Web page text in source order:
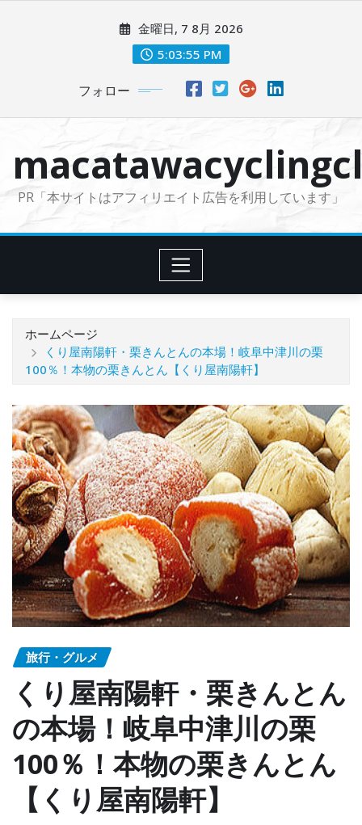
に
金曜日, 7 8月 2026
5:03:56 PM
フォロー
PR「本サイトはアフィリエイト広告を利用しています」
ホームページ
くり屋南陽軒・栗きんとんの本場！岐阜中津川の栗
100％！本物の栗きんとん【くり屋南陽軒】
旅行・グルメ
くり屋南陽軒・栗きんとん
の本場！岐阜中津川の栗
100％！本物の栗きんとん
【くり屋南陽軒】